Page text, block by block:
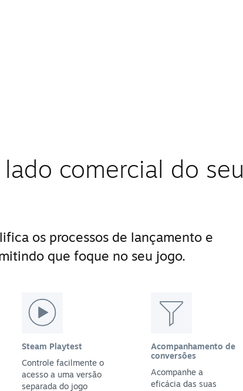
comercial do seu
os processos de lançamento e
que foque no seu jogo.
Steam Playtest
Controle facilmente o
acesso a uma versão
separada do jogo
Acompanhamento de
conversões
Acompanhe a
eficácia das suas